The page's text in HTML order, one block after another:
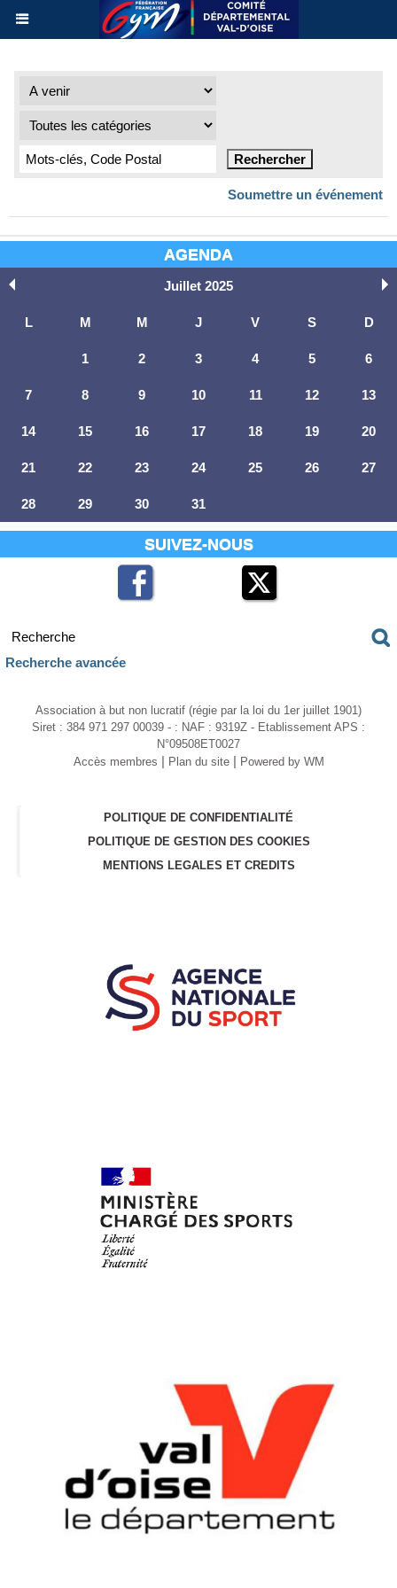
AGENDA
Juillet 2025
L M M J V S D
1 2 3 4 5 6
7 8 9 10 11 12 13
14 15 16 17 18 19 20
21 22 23 24 25 26 27
28 29 30 31
SUIVEZ-NOUS
Recherche avancée
Soumettre un événement
Association à but non lucratif (régie par la loi du 1er juillet 1901)
Siret : 384 971 297 00039 - : NAF : 9319Z - Etablissement APS :
N°09508ET0027
Accès membres | Plan du site | Powered by WM
POLITIQUE DE CONFIDENTIALITÉ
POLITIQUE DE GESTION DES COOKIES
MENTIONS LEGALES ET CREDITS